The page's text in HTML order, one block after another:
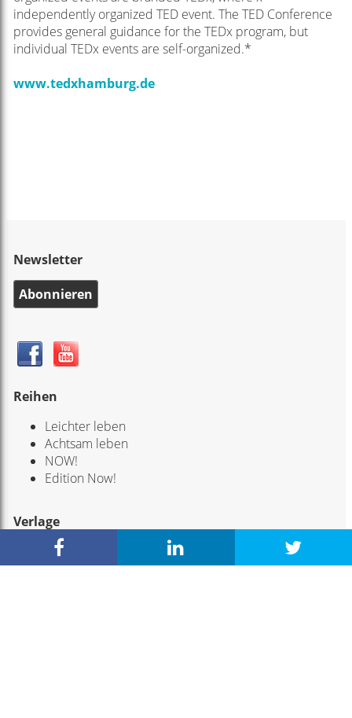
independently organized TED event. The TED Conference
provides general guidance for the TEDx program, but
individual TEDx events are self-organized.*
www.tedxhamburg.de
Newsletter
Abonnieren
Reihen
Leichter leben
Achtsam leben
NOW!
Edition Now!
Verlage
Trinity Verlag
Trinity Kreativ